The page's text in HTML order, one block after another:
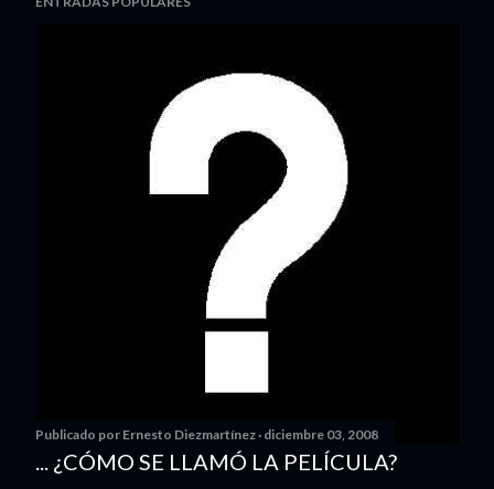
Publicado por Ernesto Diezmartínez diciembre 03, 2008
... ¿CÓMO SE LLAMÓ LA PELÍCULA?